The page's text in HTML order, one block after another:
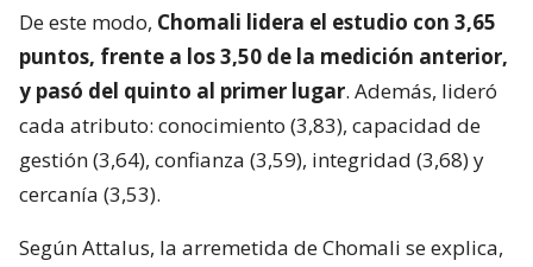
De este modo, Chomali lidera el estudio con 3,65
puntos, frente a los 3,50 de la medición anterior,
y pasó del quinto al primer lugar. Además, lideró
cada atributo: conocimiento (3,83), capacidad de
gestión (3,64), confianza (3,59), integridad (3,68) y
cercanía (3,53).
Según Attalus, la arremetida de Chomali se explica,